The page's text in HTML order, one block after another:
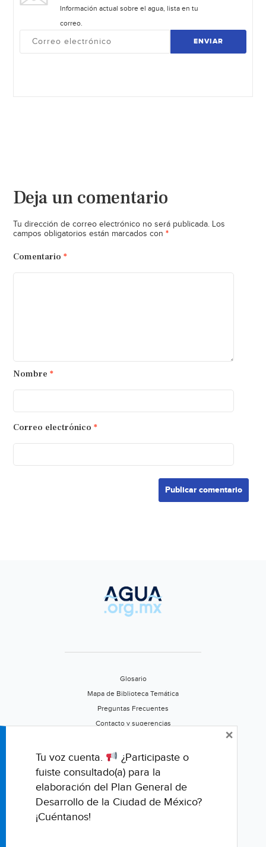
Información actual sobre el agua, lista en tu
correo.
ENVIAR
Deja un comentario
Tu dirección de correo electrónico no será publicada. Los
campos obligatorios están marcados con *
Comentario *
Nombre *
Correo electrónico *
Glosario
Mapa de Biblioteca Temática
Preguntas Frecuentes
Contacto y sugerencias
Califica este portal
Tu voz cuenta.
¿Participaste o
fuiste consultado(a) para la
elaboración del Plan General de
Desarrollo de la Ciudad de México?
¡Cuéntanos!
×